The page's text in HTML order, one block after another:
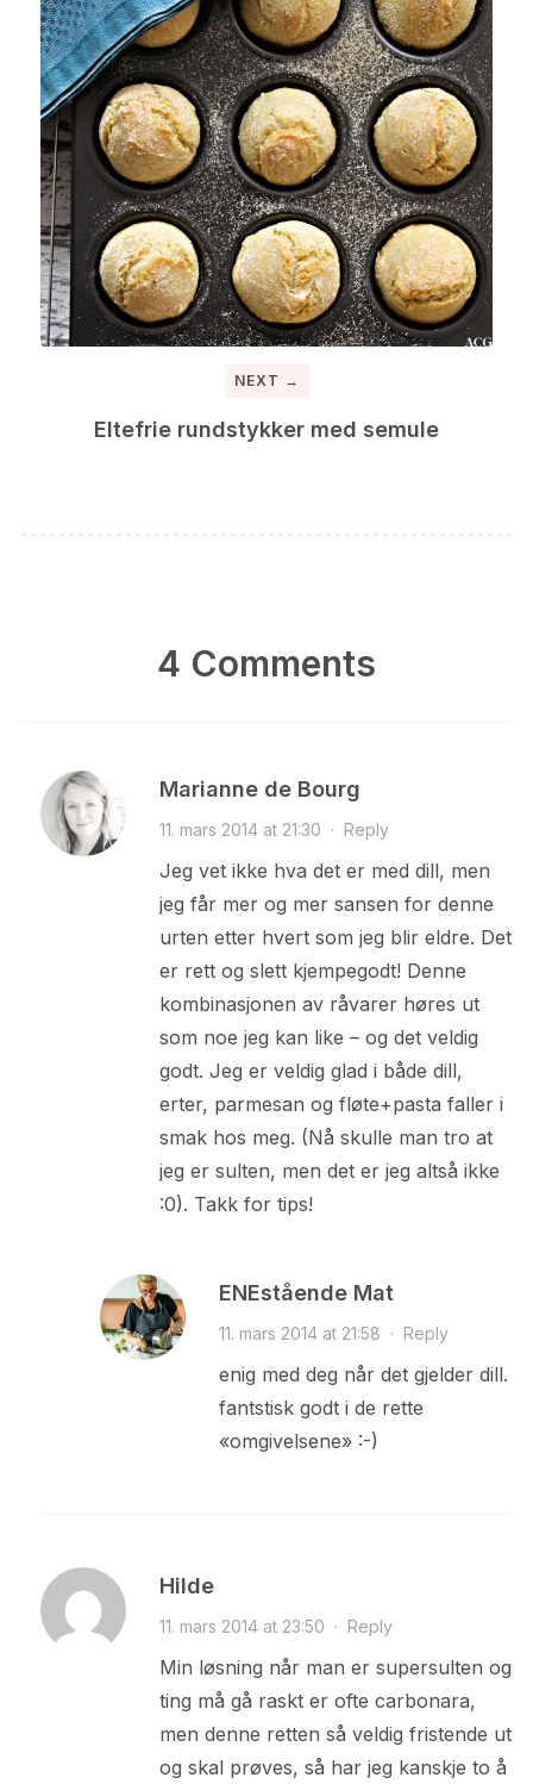
NEXT →
Eltefrie rundstykker med semule
4 Comments
Marianne de Bourg
11. mars 2014 at 21:30 · Reply
Jeg vet ikke hva det er med dill, men
jeg får mer og mer sansen for denne
urten etter hvert som jeg blir eldre. Det
er rett og slett kjempegodt! Denne
kombinasjonen av råvarer høres ut
som noe jeg kan like – og det veldig
godt. Jeg er veldig glad i både dill,
erter, parmesan og fløte+pasta faller i
smak hos meg. (Nå skulle man tro at
jeg er sulten, men det er jeg altså ikke
:0). Takk for tips!
ENEstående Mat
11. mars 2014 at 21:58 · Reply
enig med deg når det gjelder dill.
fantstisk godt i de rette
«omgivelsene» :-)
Hilde
11. mars 2014 at 23:50 · Reply
Min løsning når man er supersulten og
ting må gå raskt er ofte carbonara,
men denne retten så veldig fristende ut
og skal prøves, så har jeg kanskje to å